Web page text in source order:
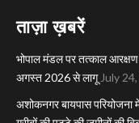
ताज़ा ख़बरें
भोपाल मंडल पर तत्काल आरक्षण
अगस्त 2026 से लागूJuly
अशोकनगर बायपास